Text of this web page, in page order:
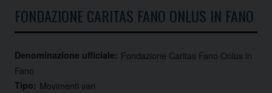
FONDAZIONE CARITAS FANO ONLUS IN FANO
Denominazione ufficiale: Fondazione Caritas Fano Onlus in
Fano
Tipo: Movimenti vari